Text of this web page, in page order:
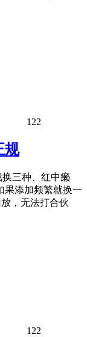
122
规
三种、红中癞
果添加频繁就换一
，无法打合伙
122